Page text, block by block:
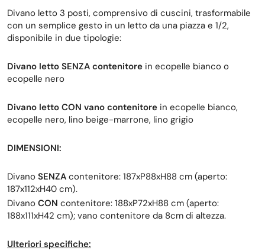
Divano letto 3 posti, comprensivo di cuscini, trasformabile
con un semplice gesto in un letto da una piazza e 1/2,
disponibile in due tipologie:
Divano letto SENZA contenitore in ecopelle bianco o
ecopelle nero
Divano letto CON vano contenitore in ecopelle bianco,
ecopelle nero, lino beige-marrone, lino grigio
DIMENSIONI:
Divano SENZA contenitore: 187xP88xH88 cm (aperto:
187x112xH40 cm).
Divano CON contenitore: 188xP72xH88 cm (aperto:
188x111xH42 cm); vano contenitore da 8cm di altezza.
Ulteriori specifiche: